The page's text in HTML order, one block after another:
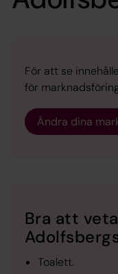
För att se
för
Ändra dina
Bra att
Toalett.